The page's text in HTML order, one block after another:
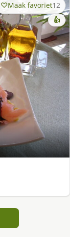
Maak favoriet12
👍